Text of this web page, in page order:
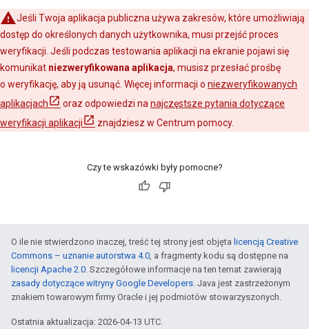
Jeśli Twoja aplikacja publiczna używa zakresów, które umożliwiają
dostęp do określonych danych użytkownika, musi przejść proces
weryfikacji. Jeśli podczas testowania aplikacji na ekranie pojawi się
komunikat niezweryfikowana aplikacja, musisz przesłać prośbę
o weryfikację, aby ją usunąć. Więcej informacji o niezweryfikowanych
aplikacjach
oraz odpowiedzi na najczęstsze pytania dotyczące
weryfikacji aplikacji
znajdziesz w Centrum pomocy.
Czy te wskazówki były pomocne?
O ile nie stwierdzono inaczej, treść tej strony jest objęta licencją Creative
Commons – uznanie autorstwa 4.0, a fragmenty kodu są dostępne na
licencji Apache 2.0. Szczegółowe informacje na ten temat zawierają
zasady dotyczące witryny Google Developers. Java jest zastrzeżonym
znakiem towarowym firmy Oracle i jej podmiotów stowarzyszonych.
Ostatnia aktualizacja: 2026-04-13 UTC.